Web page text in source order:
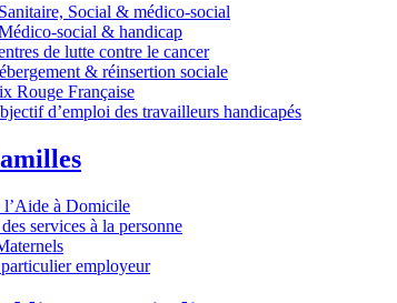
Social & médico-social
social & handicap
de lutte contre le cancer
& réinsertion sociale
Rouge Française
d’emploi des travailleurs handicapés
l’Aide à Domicile
services à la personne
employeur